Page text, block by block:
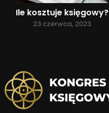
Ile kosztuje księgowy?
23 czerwca, 2023